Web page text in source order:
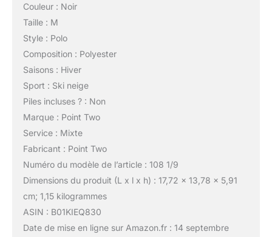
Couleur : Noir
Taille : M
Style : Polo
Composition : Polyester
Saisons : Hiver
Sport : Ski neige
Piles incluses ? : Non
Marque : Point Two
Service : Mixte
Fabricant : Point Two
Numéro du modèle de l’article : 108 1/9
Dimensions du produit (L x l x h) : 17,72 x 13,78 x 5,91
cm; 1,15 kilogrammes
ASIN : B01KIEQ830
Date de mise en ligne sur Amazon.fr : 14 septembre